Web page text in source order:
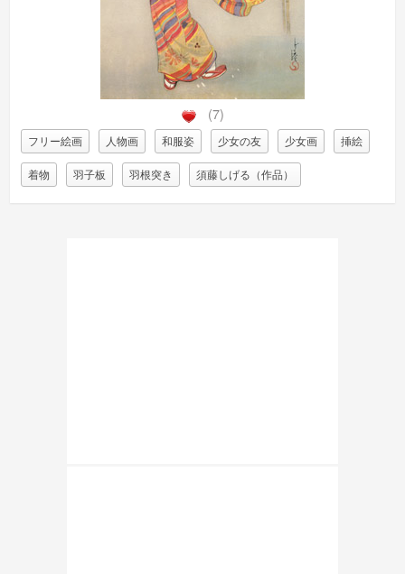
(7)
フリー絵画 人物画 和服姿 少女の友 少女画 挿絵
着物 羽子板 羽根突き 須藤しげる（作品）